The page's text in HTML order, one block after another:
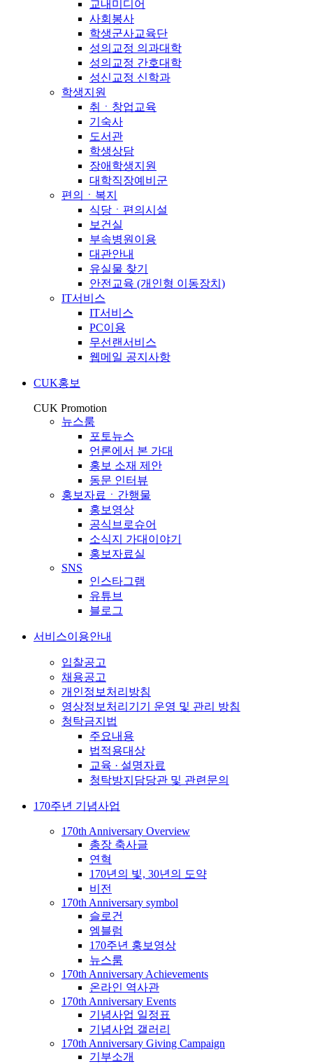
교내미디어
사회봉사
학생군사교육단
성의교정 의과대학
성의교정 간호대학
성신교정 신학과
학생지원
취ㆍ창업교육
기숙사
도서관
학생상담
장애학생지원
대학직장예비군
편의ㆍ복지
식당ㆍ편의시설
보건실
부속병원이용
대관안내
유실물 찾기
안전교육 (개인형 이동장치)
IT서비스
IT서비스
PC이용
무선랜서비스
웹메일 공지사항
CUK홍보
CUK Promotion
뉴스룸
포토뉴스
언론에서 본 가대
홍보 소재 제안
동문 인터뷰
홍보자료ㆍ간행물
홍보영상
공식브로슈어
소식지 가대이야기
홍보자료실
SNS
인스타그램
유튜브
블로그
서비스이용안내
입찰공고
채용공고
개인정보처리방침
영상정보처리기기 운영 및 관리 방침
청탁금지법
주요내용
법적용대상
교육 · 설명자료
청탁방지담당관 및 관련문의
170주년 기념사업
170th Anniversary Overview
총장 축사글
연혁
170년의 빛, 30년의 도약
비전
170th Anniversary symbol
슬로건
엠블럼
170주년 홍보영상
뉴스룸
170th Anniversary Achievements
온라인 역사관
170th Anniversary Events
기념사업 일정표
기념사업 갤러리
170th Anniversary Giving Campaign
기부소개